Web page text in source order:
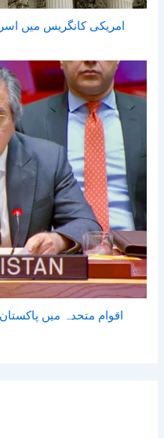
امریکی کانگریس میں
اقوام متحدہ میں